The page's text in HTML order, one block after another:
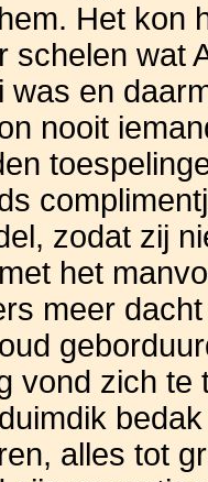
Het kon
schelen wat
was en
nooit
zodat zij
het
meer
vond zich te
alles tot